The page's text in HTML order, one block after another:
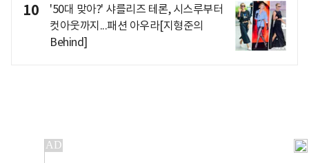
10
'50대 맞아?' 샤를리즈 테론, 시스루부터
컷아웃까지...패션 아우라[지형준의
Behind]